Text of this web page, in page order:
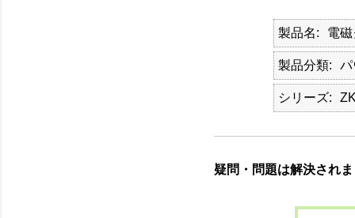
製品名 電
製品分類 パ
シリーズ
疑問・問題は解決され